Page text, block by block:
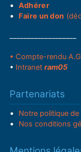
Adhérer
Faire un don
• Compte-rendu
• Intranetram05
Partenariats
Notre politique
Nos conditions